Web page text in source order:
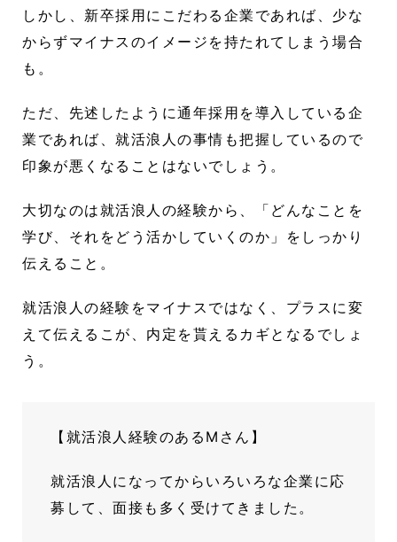
しかし、新卒採用にこだわる企業であれば、少な
からずマイナスのイメージを持たれてしまう場合
も。
ただ、先述したように通年採用を導入している企
業であれば、就活浪人の事情も把握しているので
印象が悪くなることはないでしょう。
大切なのは就活浪人の経験から、「どんなことを
学び、それをどう活かしていくのか」をしっかり
伝えること。
就活浪人の経験をマイナスではなく、プラスに変
えて伝えるこが、内定を貰えるカギとなるでしょ
う。
【就活浪人経験のあるMさん】
就活浪人になってからいろいろな企業に応
募して、面接も多く受けてきました。